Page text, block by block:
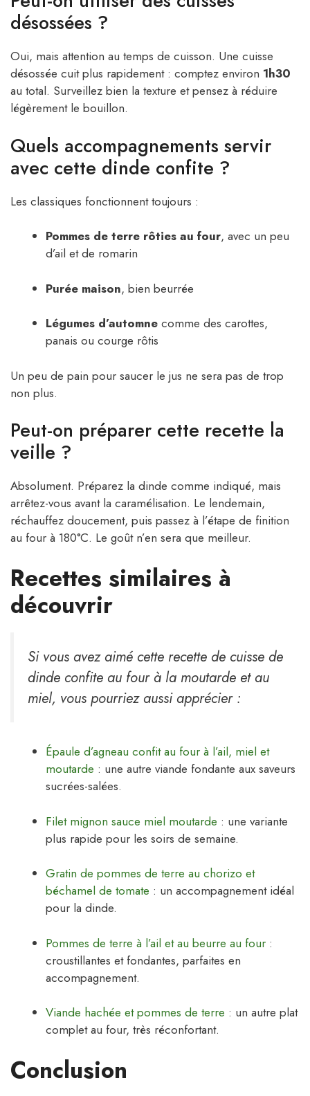
désossées ?
Oui, mais attention au temps de cuisson. Une cuisse
désossée cuit plus rapidement : comptez environ 1h30
au total. Surveillez bien la texture et pensez à réduire
légèrement le bouillon.
Quels accompagnements servir
avec cette dinde confite ?
Les classiques fonctionnent toujours :
Pommes de terre rôties au four, avec un peu
d’ail et de romarin
Purée maison, bien beurrée
Légumes d’automne comme des carottes,
panais ou courge rôtis
Un peu de pain pour saucer le jus ne sera pas de trop
non plus.
Peut-on préparer cette recette la
veille ?
Absolument. Préparez la dinde comme indiqué, mais
arrêtez-vous avant la caramélisation. Le lendemain,
réchauffez doucement, puis passez à l’étape de finition
au four à 180°C. Le goût n’en sera que meilleur.
Recettes similaires à
découvrir
Si vous avez aimé cette recette de cuisse de
dinde confite au four à la moutarde et au
miel, vous pourriez aussi apprécier :
Épaule d’agneau confit au four à l’ail, miel et
moutarde : une autre viande fondante aux saveurs
sucrées-salées.
Filet mignon sauce miel moutarde : une variante
plus rapide pour les soirs de semaine.
Gratin de pommes de terre au chorizo et
béchamel de tomate : un accompagnement idéal
pour la dinde.
Pommes de terre à l’ail et au beurre au four :
croustillantes et fondantes, parfaites en
accompagnement.
Viande hachée et pommes de terre : un autre plat
complet au four, très réconfortant.
Conclusion